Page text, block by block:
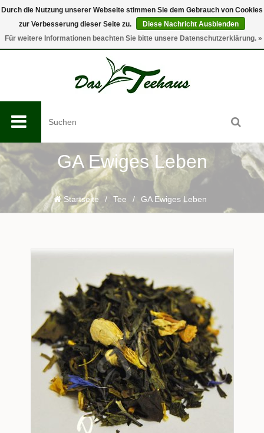
0
GA Ewiges Leben
Startseite / Tee / GA Ewiges Leben
Durch die Nutzung unserer Webseite stimmen Sie dem Gebrauch von Cookies
zur Verbesserung dieser Seite zu.
Diese Nachricht Ausblenden
Für weitere Informationen beachten Sie bitte unsere Datenschutzerklärung. »